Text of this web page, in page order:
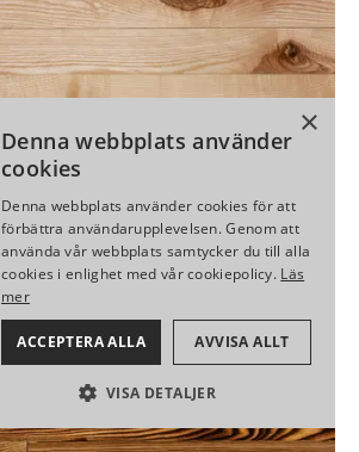
×
Denna webbplats använder
cookies
Denna webbplats använder cookies för att
förbättra användarupplevelsen. Genom att
använda vår webbplats samtycker du till alla
cookies i enlighet med vår cookiepolicy. Läs
mer
ACCEPTERA ALLA AVVISA ALLT
VISA DETALJER
PRESTANDA